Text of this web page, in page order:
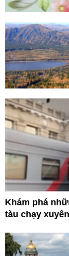
Khám phá
tàu chạy